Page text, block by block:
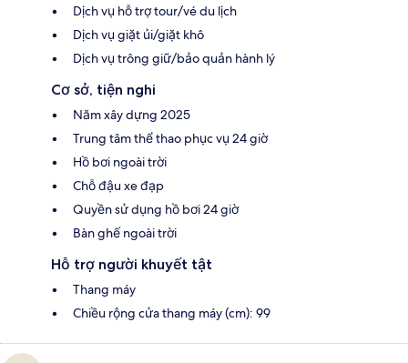
Dịch vụ hỗ trợ tour/vé du lịch
Dịch vụ giặt ủi/giặt khô
Dịch vụ trông giữ/bảo quản hành lý
Cơ sở, tiện nghi
Năm xây dựng 2025
Trung tâm thể thao phục vụ 24 giờ
Hồ bơi ngoài trời
Chỗ đậu xe đạp
Quyền sử dụng hồ bơi 24 giờ
Bàn ghế ngoài trời
Hỗ trợ người khuyết tật
Thang máy
Chiều rộng cửa thang máy (cm): 99